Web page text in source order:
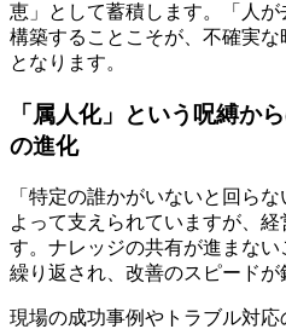
恵」として蓄積します。
「人
構築すること こそが、不確実
となります。
「属人化」という呪縛か
の進化
「特定の誰かがいないと回ら
よって支えられていますが、
す。ナレッジの共有が進まな
繰り返され、改善のスピードが
現場の成功事例やトラブル対